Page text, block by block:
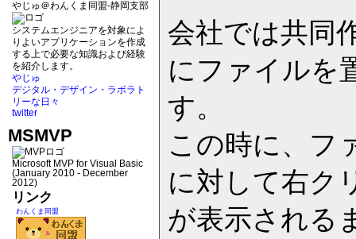
やじゅ＠わんくま同盟-静岡支部
システムエンジニアを対象によ
りよいアプリケーションを作成
する上で必要な知識および経験
を紹介します。
やじゅ
デジタル・デザイン・ラボラト
リーな日々
twitter
MSMVP
Microsoft MVP for Visual Basic
(January 2010 - December
2012)
リンク
わんくま同盟
会社では共同
にファイルを
す。
この時に、フ
に対して右ク
が表示される